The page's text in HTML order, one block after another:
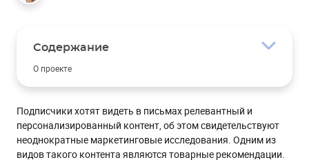
Содержание
О проекте
Задачи
Решение
Механика внедрения
Брошенная корзина
Подписчики хотят видеть в письмах релевантный и
персонализированный контент, об этом свидетельствуют
неоднократные маркетинговые исследования. Одним из
видов такого контента являются товарные рекомендации.